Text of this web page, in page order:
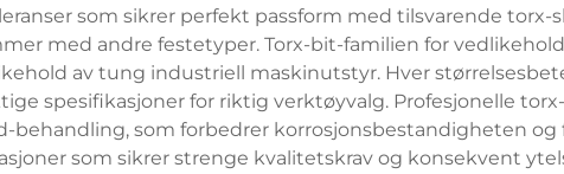
som sikrer perfekt passform med tilsvarende
med andre festetyper. Torx-bit-familien for
av tung industriell maskinutstyr. Hver
spesifikasjoner for riktig verktøyvalg. Profesjonelle
som forbedrer korrosjonsbestandigheten
som sikrer strenge kvalitetskrav og konsekvent